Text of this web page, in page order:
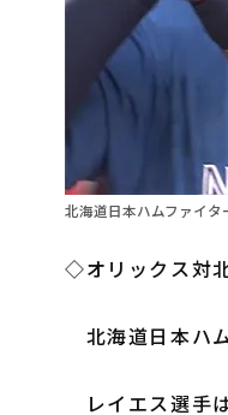
北海道日本ハムファイ
◇オリックス対
北海道日本ハ
レイエス選手